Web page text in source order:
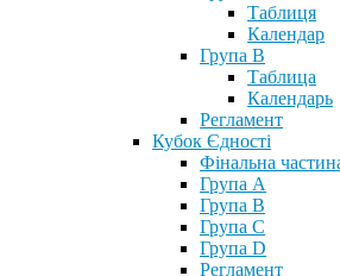
Таблиця
Календар
Група В
Таблица
Календарь
Регламент
Кубок Єдності
Фінальна
Група А
Група В
Група С
Група D
Регламент